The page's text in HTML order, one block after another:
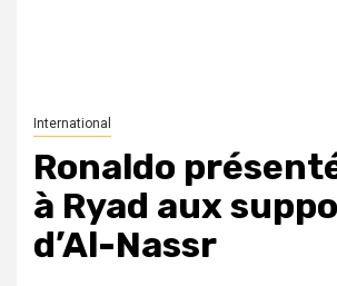
International
Ronaldo
à Ryad aux
d’Al-Nassr